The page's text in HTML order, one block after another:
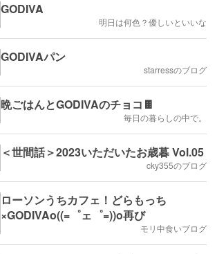
GODIVA
明日は何色？優しいといいな
GODIVAパン
starressのブログ
晩ごはんとGODIVAのチョコ🍫
毎日の暮らしの中で。
＜世間話＞2023いただいたお歳暮 Vol.05
cky355のブログ
ローソンうちカフェ！どらもっち
×GODIVAo((=゜ェ゜=))o再び
モリ中食いブログ